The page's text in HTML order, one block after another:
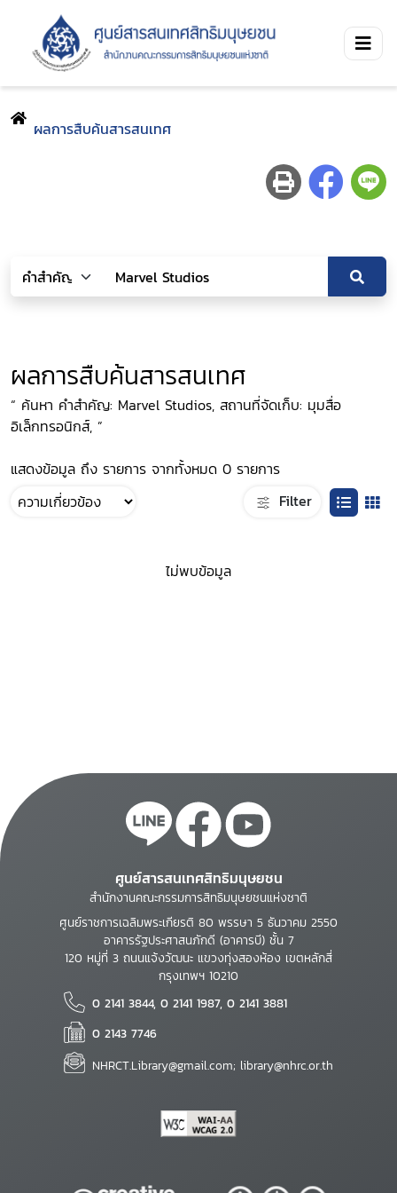
ผลการสืบค้นสารสนเทศ
ผลการสืบค้นสารสนเทศ
“ ค้นหา คำสำคัญ: Marvel Studios, สถานที่จัดเก็บ: มุมสื่อ
อิเล็กทรอนิกส์, ”
แสดงข้อมูล ถึง รายการ จากทั้งหมด 0 รายการ
Filter
ไม่พบข้อมูล
ศูนย์สารสนเทศสิทธิมนุษยชน
สำนักงานคณะกรรมการสิทธิมนุษยชนแห่งชาติ
ศูนย์ราชการเฉลิมพระเกียรติ 80 พรรษา 5 ธันวาคม 2550
อาคารรัฐประศาสนภักดี (อาคารบี) ชั้น 7
120 หมู่ที่ 3 ถนนแจ้งวัฒนะ แขวงทุ่งสองห้อง เขตหลักสี่
กรุงเทพฯ 10210
0 2141 3844, 0 2141 1987, 0 2141 3881
0 2143 7746
NHRCT.Library@gmail.com; library@nhrc.or.th